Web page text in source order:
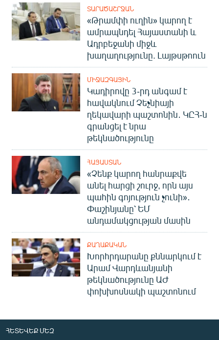
«Ազատության» բոլոր կայքերը
ՏԱՐԱԾԱՇՐՋԱՆ
«Թրամփի ուղին» կարող է
ամրապնդել Հայաստանի և
Ադրբեջանի միջև
խաղաղությունը. Լայթսթոուն
ՄԻՋԱԶԳԱՅԻՆ
Կադիրովը 3-րդ անգամ է
հավակնում Չեչնիայի
ղեկավարի պաշտոնին․ ԿԸՀ-ն
գրանցել է նրա
թեկնածությունը
ՀԱՅԱՍՏԱՆ
«Չենք կարող հանրաքվե
անել հարցի շուրջ, որն այս
պահին գոյություն չունի»․
Փաշինյանը՝ ԵՄ
անդամակցության մասին
ՔԱՂԱՔԱԿԱՆ
Խորհրդարանը քննարկում է
Արամ Վարդևանյանի
թեկնածությունը ԱԺ
փոխխոսնակի պաշտոնում
ՀԵՏԵՎԵՔ ՄԵԶ